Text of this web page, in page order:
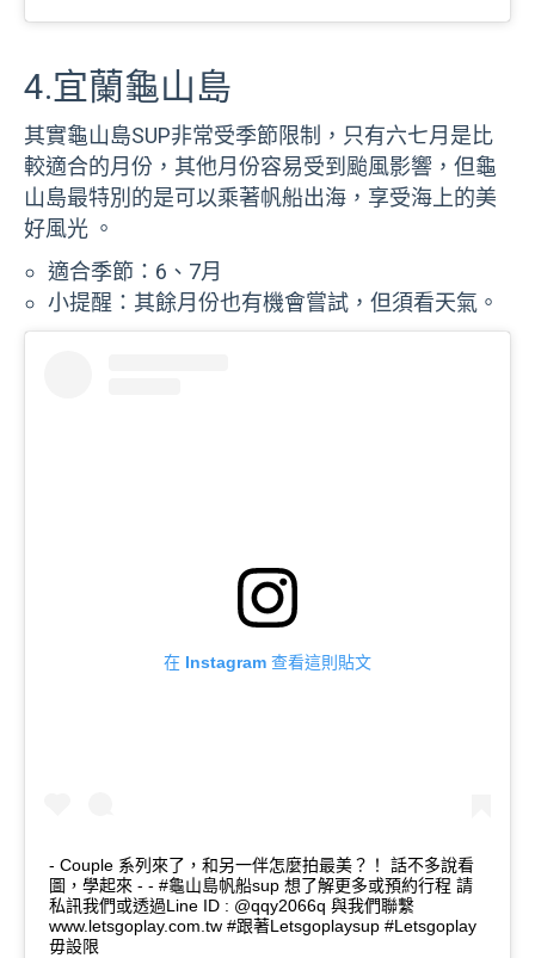
4.宜蘭龜山島
其實龜山島SUP非常受季節限制，只有六七月是比
較適合的月份，其他月份容易受到颱風影響，但龜
山島最特別的是可以乘著帆船出海，享受海上的美
好風光 。
適合季節：6、7月
小提醒：其餘月份也有機會嘗試，但須看天氣。
在 Instagram 查看這則貼文
- Couple 系列來了，和另一伴怎麼拍最美？！ 話不多說看
圖，學起來 - - #龜山島帆船sup 想了解更多或預約行程 請
私訊我們或透過Line ID : @qqy2066q 與我們聯繫
www.letsgoplay.com.tw #跟著Letsgoplaysup #Letsgoplay
毋設限